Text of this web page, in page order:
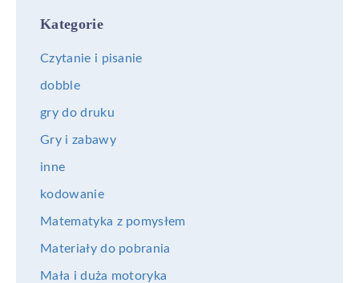
Kategorie
Czytanie i pisanie
dobble
gry do druku
Gry i zabawy
inne
kodowanie
Matematyka z pomysłem
Materiały do pobrania
Mała i duża motoryka